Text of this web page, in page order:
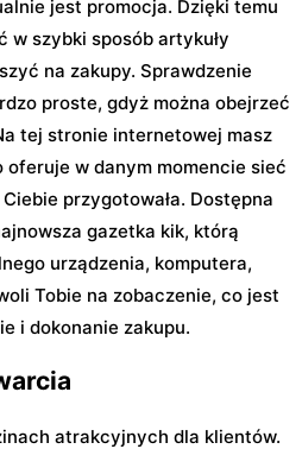
jest promocja. Dzięki temu
w szybki sposób artykuły
na zakupy. Sprawdzenie
proste, gdyż można obejrzeć
tej stronie internetowej masz
w danym momencie sieć
przygotowała. Dostępna
gazetka kik, którą
urządzenia, komputera,
Tobie na zobaczenie, co jest
i dokonanie zakupu.
atrakcyjnych dla klientów.